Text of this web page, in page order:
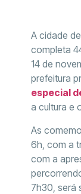
A cidade de
completa
14 de
prefeitura
especial
a cultura e
As
6h, com a
com a
7h30, será